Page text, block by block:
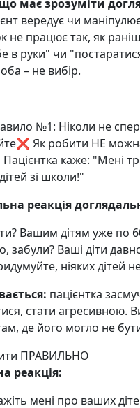
має зрозуміти
вередує чи
не працює так, як
в руки" чи
– не вибір.
№1: Ніколи не
Як робити НЕ
Пацієнтка каже: "Мені
зі школи!"
реакція
Вашим дітям уже по
забули? Ваші діти
ніяких дітей
пацієнтка
стати агресивною.
де його могло не
ПРАВИЛЬНО
реакція:
мені про ваших